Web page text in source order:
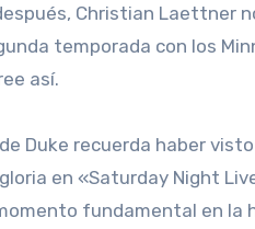
temporada con los
así.
Duke recuerda haber
en «Saturday Night
fundamental en la